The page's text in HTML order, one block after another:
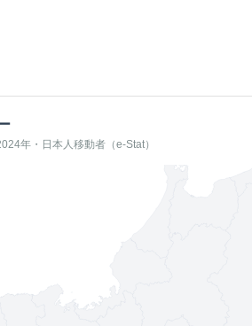
年・日本人移動者（e-Stat）